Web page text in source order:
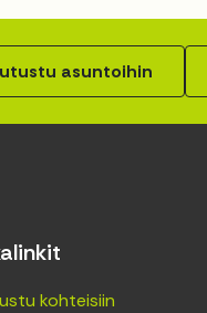
asuntoihin
kohteisiin